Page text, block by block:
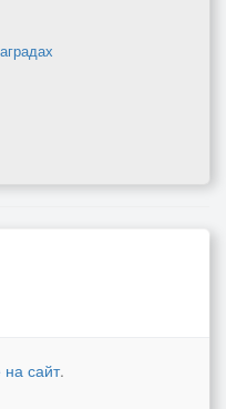
на сайт.